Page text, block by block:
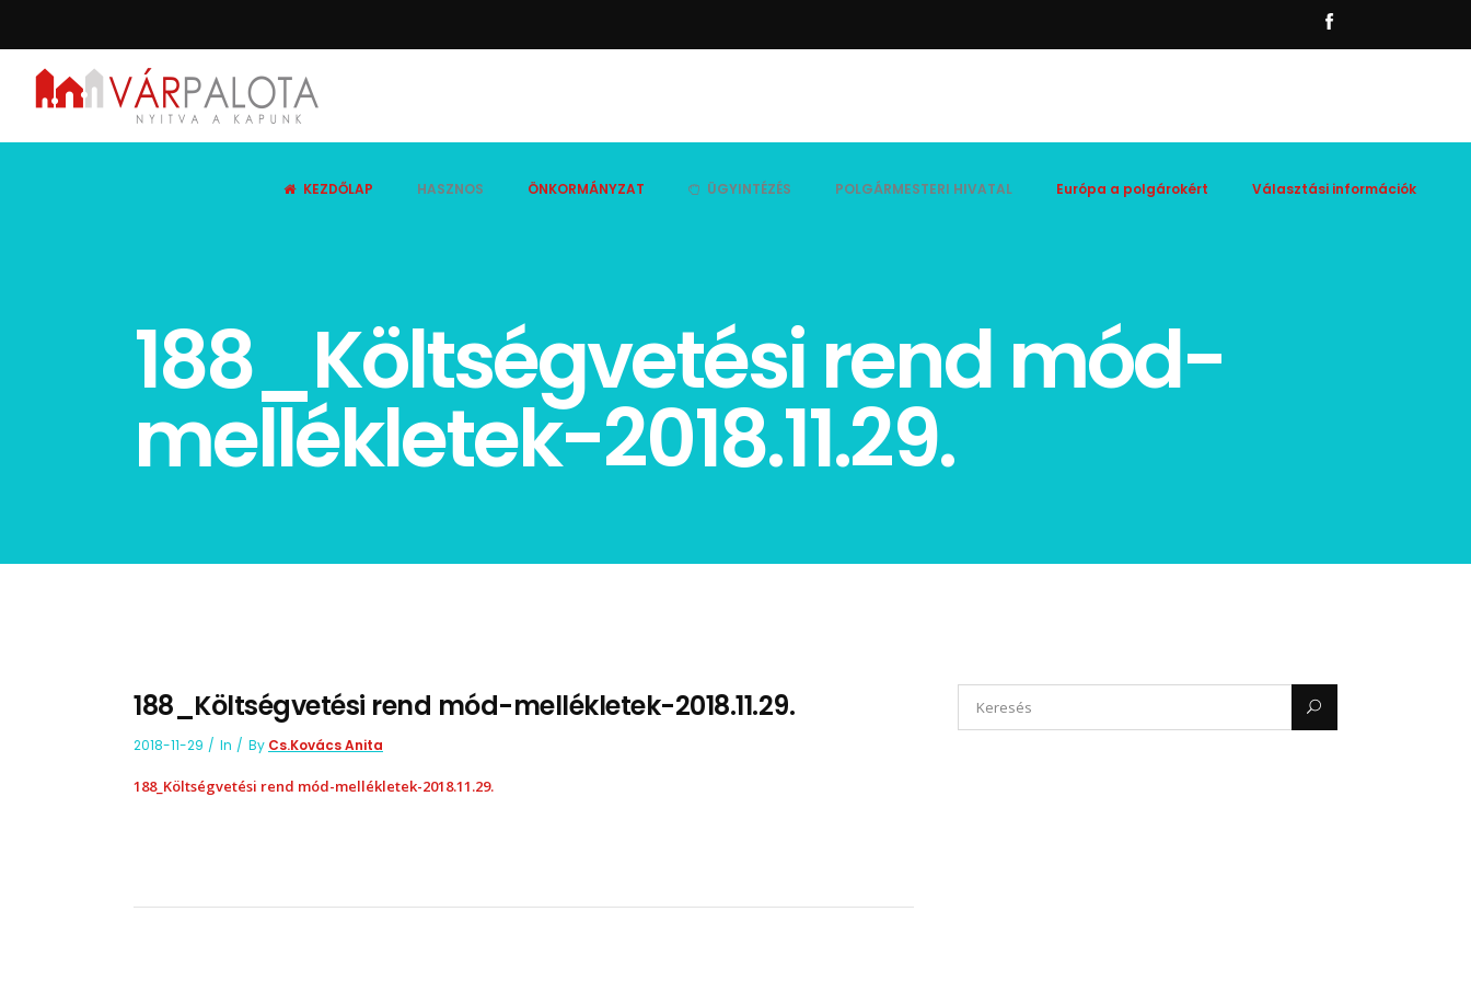
KEZDŐLAP HASZNOS ÖNKORMÁNYZAT ÜGYINTÉZÉS POLGÁRMESTERI HIVATAL Európa a polgárokért Választási információk
188_Költségvetési rend mód-
mellékletek-2018.11.29.
188_Költségvetési rend mód-mellékletek-2018.11.29.
2018-11-29 In By Cs.Kovács Anita
188_Költségvetési rend mód-mellékletek-2018.11.29.